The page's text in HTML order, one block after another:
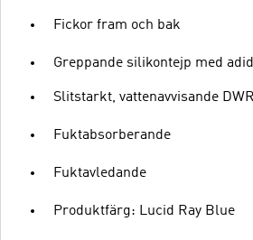
Fickor fram och bak
Greppande silikontejp med
Slitstarkt, vattenavvisande
Fuktabsorberande
Fuktavledande
Produktfärg: Lucid Ray Blue